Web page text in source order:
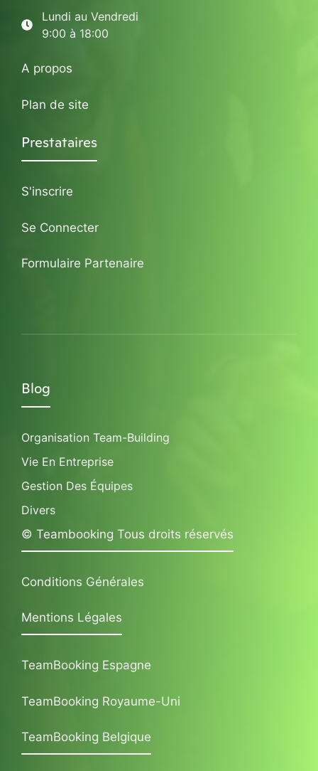
Lundi au Vendredi
9:00 à 18:00
A propos
Plan de site
Prestataires
S'inscrire
Se Connecter
Formulaire Partenaire
Blog
Organisation Team-Building
Vie En Entreprise
Gestion Des Équipes
Divers
© Teambooking Tous droits réservés
Conditions Générales
Mentions Légales
TeamBooking Espagne
TeamBooking Royaume-Uni
TeamBooking Belgique